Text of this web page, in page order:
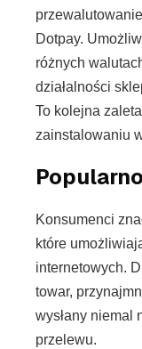
Dotpay.
różnych
działalności
To kolejna
zainstalowaniu
Konsumenci
które
internetowych.
towar,
wysłany niemal
przelewu.